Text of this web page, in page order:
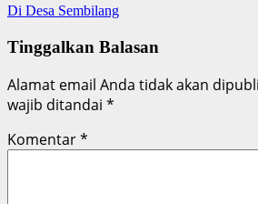
Di Desa Sembilang
Tinggalkan Balasan
Alamat email Anda tidak akan
wajib ditandai *
Komentar*